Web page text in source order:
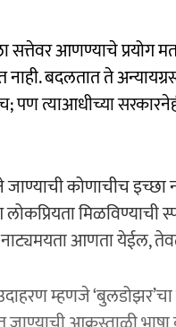
सत्तेवर आणण्याचे प्रयोग
बदलतात ते
त्याआधीच्या
जाण्याची कोणाचीच इच्छा
नाट्यमयता आणता येईल,
म्हणजे ‘बुलडोझर’चा